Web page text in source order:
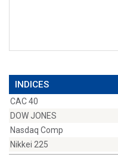
INDICES
CAC 40
DOW JONES
Nasdaq Comp
Nikkei 225